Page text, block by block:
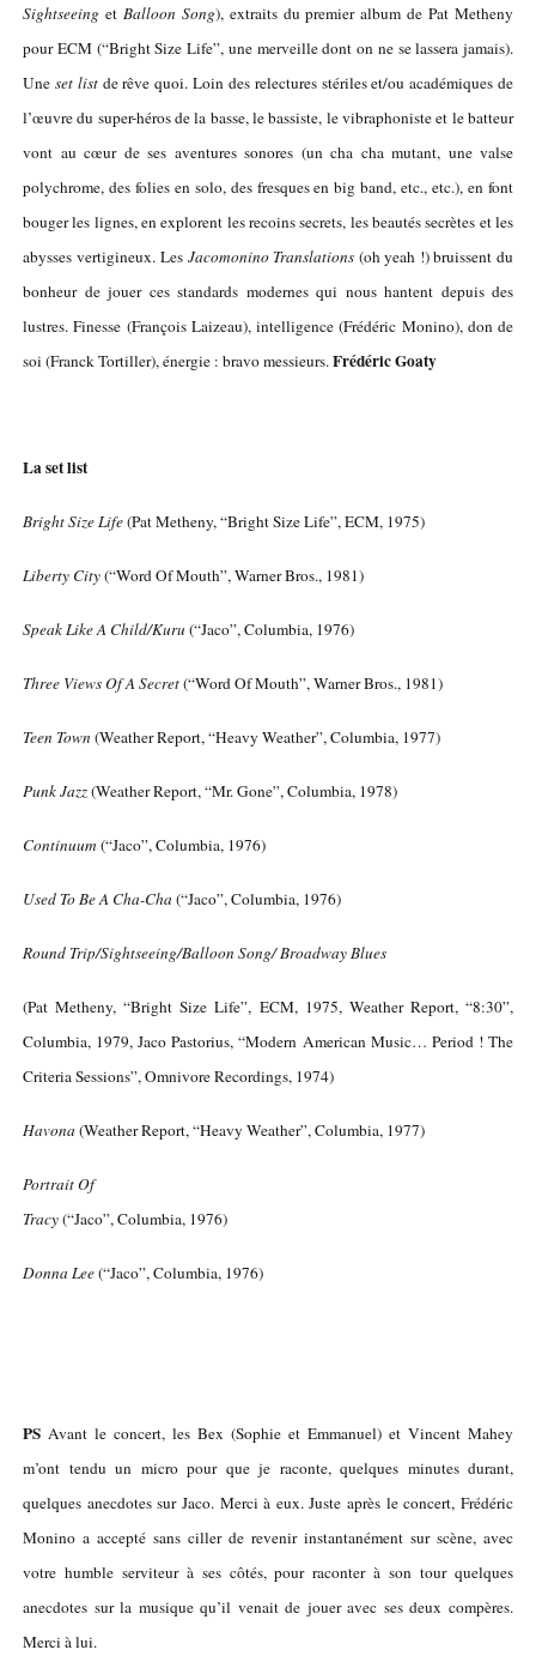
Sightseeing et Balloon Song), extraits du premier album de Pat Metheny
pour ECM (“Bright Size Life”, une merveille dont on ne se lassera jamais).
Une set list de rêve quoi. Loin des relectures stériles et/ou académiques de
l’œuvre du super-héros de la basse, le bassiste, le vibraphoniste et le batteur
vont au cœur de ses aventures sonores (un cha cha mutant, une valse
polychrome, des folies en solo, des fresques en big band, etc., etc.), en font
bouger les lignes, en explorent les recoins secrets, les beautés secrètes et les
abysses vertigineux.Les Jacomonino Translations (oh yeah !) bruissent du
bonheur de jouer ces standards modernes qui nous hantent depuis des
lustres. Finesse (François Laizeau), intelligence (Frédéric Monino), don de
soi (Franck Tortiller), énergie : bravo messieurs.Frédéric Goaty
La set list
Bright Size Life(Pat Metheny, “Bright Size Life”, ECM, 1975)
Liberty City(“Word Of Mouth”, Warner Bros., 1981)
Speak Like A Child/Kuru (“Jaco”, Columbia, 1976)
Three Views Of A Secret(“Word Of Mouth”, Warner Bros., 1981)
Teen Town (Weather Report, “Heavy Weather”, Columbia, 1977)
Punk Jazz(Weather Report, “Mr. Gone”, Columbia, 1978)
Continuum(“Jaco”, Columbia, 1976)
Used To Be A Cha-Cha (“Jaco”, Columbia, 1976)
Round Trip/Sightseeing/Balloon Song/ Broadway Blues
(Pat Metheny, “Bright Size Life”, ECM, 1975, Weather Report, “8:30”,
Columbia, 1979, Jaco Pastorius, “Modern American Music… Period ! The
Criteria Sessions”, Omnivore Recordings, 1974)
Havona (Weather Report, “Heavy Weather”, Columbia, 1977)
Portrait Of
Tracy(“Jaco”, Columbia, 1976)
Donna Lee(“Jaco”, Columbia, 1976)
PS Avant le concert, les Bex (Sophie et Emmanuel) et Vincent Mahey
m’ont tendu un micro pour que je raconte, quelques minutes durant,
quelques anecdotes sur Jaco. Merci à eux. Juste après le concert, Frédéric
Monino a accepté sans ciller de revenir instantanément sur scène, avec
votre humble serviteur à ses côtés, pour raconter à son tour quelques
anecdotes sur la musique qu’il venait de jouer avec ses deux compères.
Merci à lui.